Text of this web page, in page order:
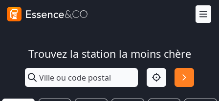
Trouvez la station la moins chère